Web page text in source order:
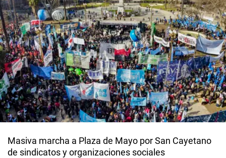
Masiva marcha a Plaza de Mayo por San Cayetano
de sindicatos y organizaciones sociales